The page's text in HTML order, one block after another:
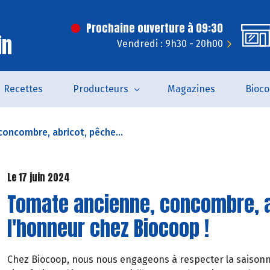
Prochaine ouverture à 09:30
Vendredi : 9h30 - 20h00
Recettes Producteurs Magazines
abricot, pêche...
Le 17 juin 2024
Tomate ancienne,
l'honneur chez Biocoop !
Chez Biocoop, nous nous engageons à respecter la